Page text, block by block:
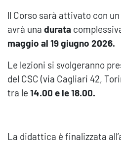
ll Corso sarà attivato con
avrà una durata
maggio al 19 giugno 2026.
Le lezioni si svolgeranno
del CSC (via Cagliari 42,
tra le 14.00 e le 18.00.
La didattica è finalizzata